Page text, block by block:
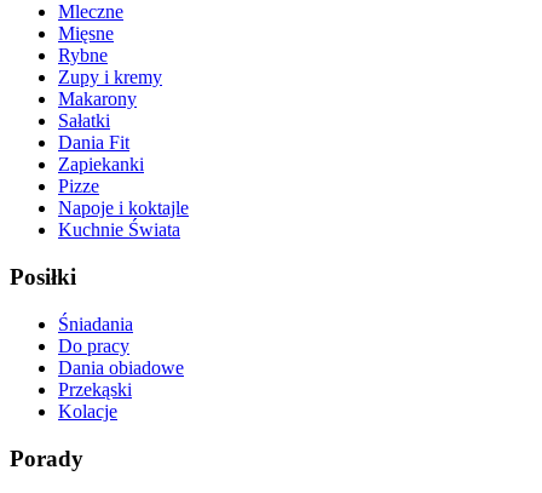
Mleczne
Mięsne
Rybne
Zupy i kremy
Makarony
Sałatki
Dania Fit
Zapiekanki
Pizze
Napoje i koktajle
Kuchnie Świata
Posiłki
Śniadania
Do pracy
Dania obiadowe
Przekąski
Kolacje
Porady